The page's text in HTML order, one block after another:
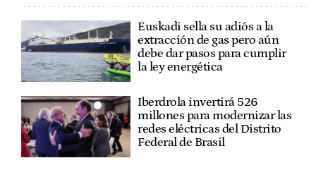
Euskadi sella su adiós a la
extracción de gas pero aún
debe dar pasos para cumplir
la ley energética
Iberdrola invertirá 526
millones para modernizar las
redes eléctricas del Distrito
Federal de Brasil